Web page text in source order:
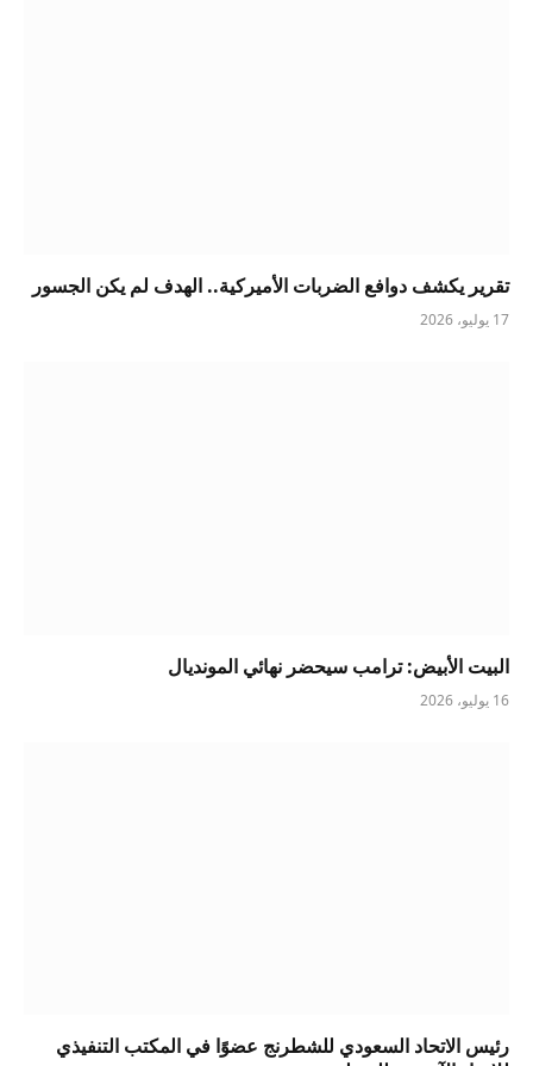
تقرير يكشف دوافع الضربات الأميركية.. الهدف لم يكن الجسور
17 يوليو، 2026
البيت الأبيض: ترامب سيحضر نهائي المونديال
16 يوليو، 2026
رئيس الاتحاد السعودي للشطرنج عضوًا في المكتب التنفيذي